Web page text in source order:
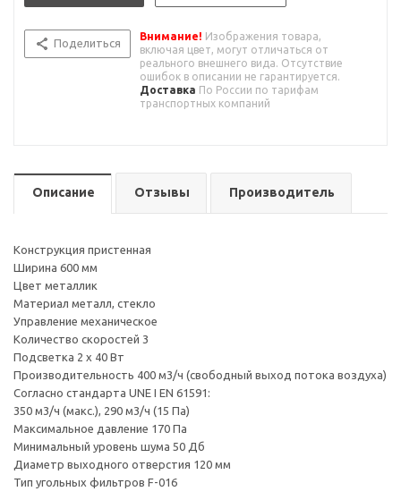
Поделиться
Внимание! Изображения товара,
включая цвет, могут отличаться от
реального внешнего вида. Отсутствие
ошибок в описании не гарантируется.
Доставка По России по тарифам
транспортных компаний
Описание Отзывы Производитель
Конструкция пристенная
Ширина 600 мм
Цвет металлик
Материал металл, стекло
Управление механическое
Количество скоростей 3
Подсветка 2 x 40 Вт
Производительность 400 м3/ч (свободный выход потока воздуха)
Согласно стандарта UNE I EN 61591:
350 м3/ч (макс.), 290 м3/ч (15 Па)
Максимальное давление 170 Па
Минимальный уровень шума 50 Дб
Диаметр выходного отверстия 120 мм
Тип угольных фильтров F-016